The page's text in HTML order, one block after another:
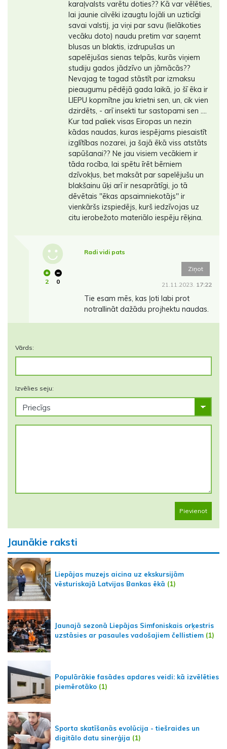
karaļvalsts varētu doties?? Kā var vēlēties,
lai jaunie cilvēki izaugtu lojāli un uzticīgi
savai valstij, ja viņi par savu (lielākoties
vecāku doto) naudu pretim var saņemt
blusas un blaktis, izdrupušas un
sapelējušas sienas telpās, kurās viņiem
studiju gados jādzīvo un jāmācās??
Nevajag te tagad stāstīt par izmaksu
pieaugumu pēdējā gada laikā, jo šī ēka ir
LIEPU kopmītne jau krietni sen, un, cik vien
dzirdēts, - arī insekti tur sastopami sen ....
Kur tad paliek visas Eiropas un nezin
kādas naudas, kuras iespējams piesaistīt
izglītības nozarei, ja šajā ēkā viss atstāts
sapūšanai?? Ne jau visiem vecākiem ir
tāda rocība, lai spētu īrēt bērniem
dzīvokļus, bet maksāt par sapelējušu un
blakšainu ūķi arī ir nesaprātīgi, jo tā
dēvētais ''ēkas apsaimniekotājs'' ir
vienkāršs izspiedējs, kurš iedzīvojas uz
citu ierobežoto materiālo iespēju rēķina.
2 0
Radi vidi pats
Ziņot
21.11.2023. 17:22
Tie esam mēs, kas ļoti labi prot
notrallināt dažādu projhektu naudas.
Vārds:
Izvēlies seju:
Pievienot
Jaunākie raksti
Liepājas muzejs aicina uz ekskursijām
vēsturiskajā Latvijas Bankas ēkā (1)
Jaunajā sezonā Liepājas Simfoniskais orķestris
uzstāsies ar pasaules vadošajiem čellistiem (1)
Populārākie fasādes apdares veidi: kā izvēlēties
piemērotāko (1)
Sporta skatīšanās evolūcija - tiešraides un
digitālo datu sinerģija (1)